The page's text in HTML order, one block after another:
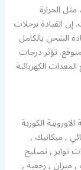
الحرارة
إن القيادة برحلات
الشحن بالكامل
تؤثر درجات
الكهربائية
الكورية
, ميكانيك ,
تواير , تصليح
ميزان , رجفية ,